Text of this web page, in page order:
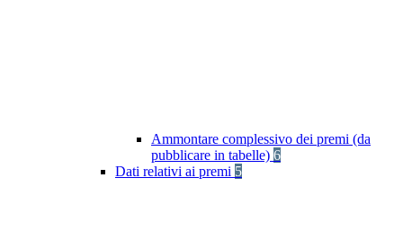
Ammontare complessivo dei premi (da
pubblicare in tabelle) 6
Dati relativi ai premi 5